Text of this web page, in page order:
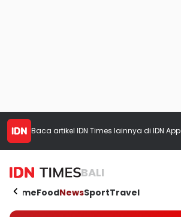
Baca artikel IDN Times lainnya di IDN App
BALI
HomeFoodNewsSportTravel